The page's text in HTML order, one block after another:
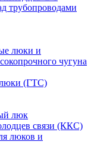
трубопроводами
люки и
чугуна
(ГТС)
люк
связи (ККС)
люков и